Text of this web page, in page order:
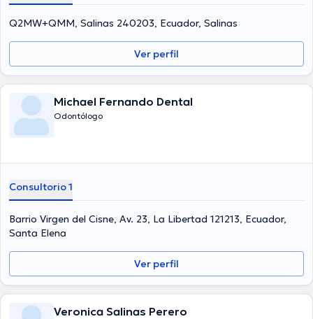
Q2MW+QMM, Salinas 240203, Ecuador, Salinas
Ver perfil
Michael Fernando Dental
Odontólogo
Consultorio 1
Barrio Virgen del Cisne, Av. 23, La Libertad 121213, Ecuador,
Santa Elena
Ver perfil
Veronica Salinas Perero